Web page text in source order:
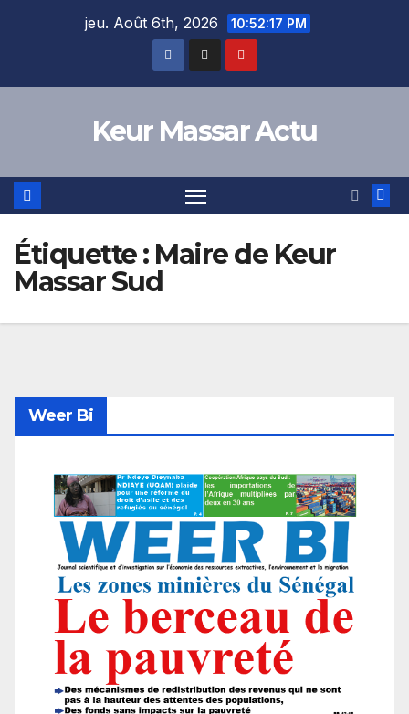
jeu. Août 6th, 2026 10:52:18 PM
Keur Massar Actu
Étiquette : Maire de Keur
Massar Sud
Weer Bi